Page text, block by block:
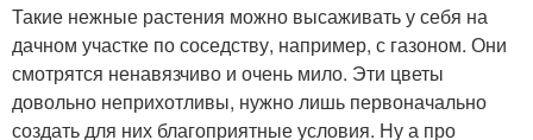
Такие нежные растения можно высаживать у себя на
дачном участке по соседству, например, с газоном. Они
смотрятся ненавязчиво и очень мило. Эти цветы
довольно неприхотливы, нужно лишь первоначально
создать для них благоприятные условия. Ну а про